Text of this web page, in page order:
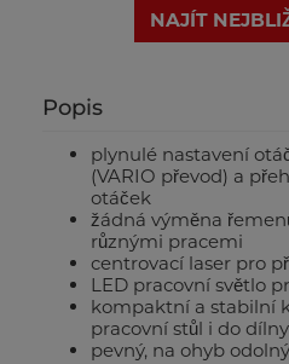
NAJÍT
Popis
plynulé nastavení
(VARIO převod) a
otáček
žádná výměna
různými pracemi
centrovací laser pro
LED pracovní světlo
kompaktní a stabilní
pracovní stůl i do dílny
pevný, na ohyb